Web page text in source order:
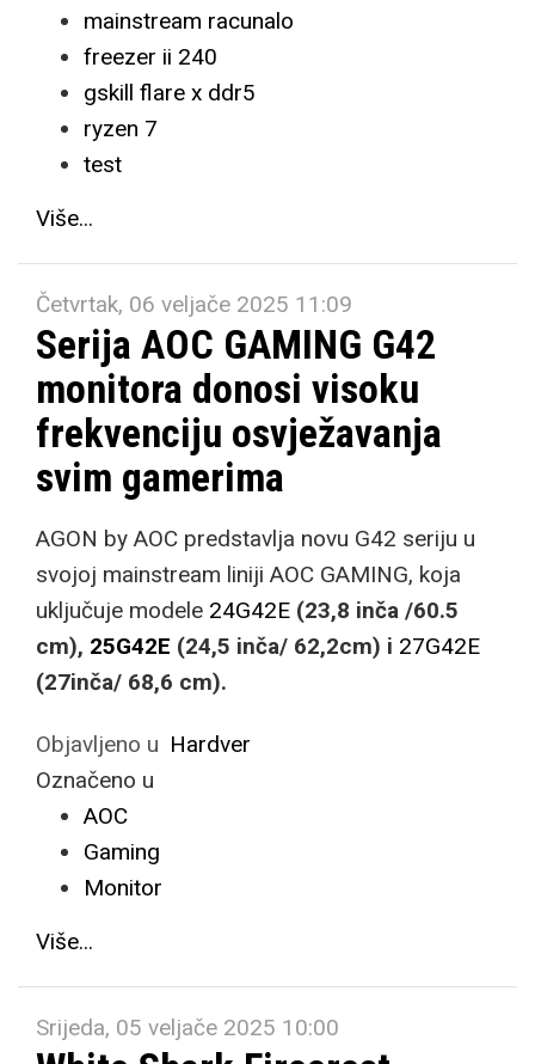
mainstream racunalo
freezer ii 240
gskill flare x ddr5
ryzen 7
test
Više...
Četvrtak, 06 veljače 2025 11:09
Serija AOC GAMING G42
monitora donosi visoku
frekvenciju osvježavanja
svim gamerima
AGON by AOC predstavlja novu G42 seriju u
svojoj mainstream liniji AOC GAMING, koja
uključuje modele 24G42E (23,8 inča /60.5
cm), 25G42E (24,5 inča/ 62,2cm) i 27G42E
(27inča/ 68,6 cm).
Objavljeno u Hardver
Označeno u
AOC
Gaming
Monitor
Više...
Srijeda, 05 veljače 2025 10:00